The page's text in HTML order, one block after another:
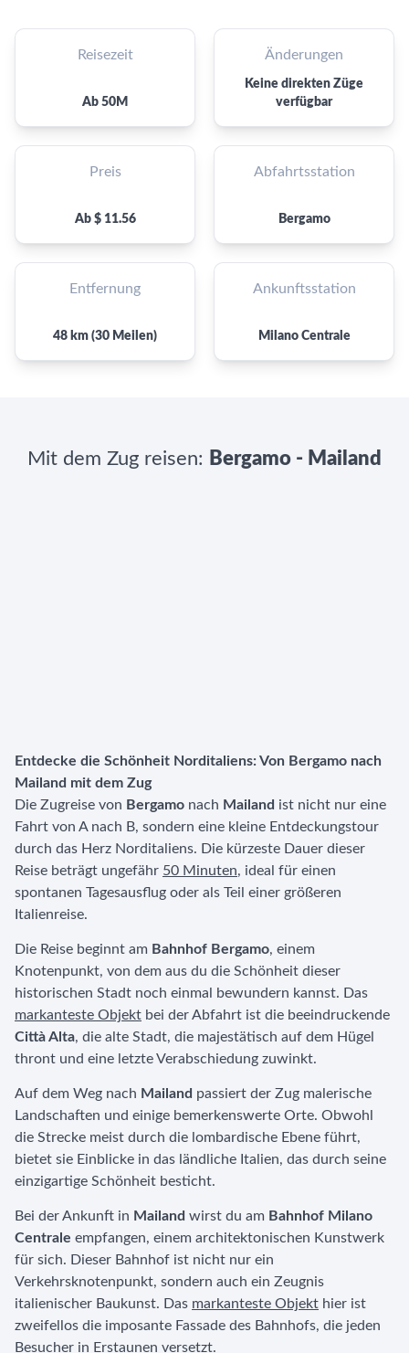
Reisezeit
Ab 50M
Preis
Ab $ 11.56
Entfernung
48 km (30 Meilen)
Änderungen
Keine direkten Züge
verfügbar
Abfahrtsstation
Bergamo
Ankunftsstation
Milano Centrale
Mit dem Zug reisen: Bergamo - Mailand
Entdecke die Schönheit Norditaliens: Von Bergamo nach
Mailand mit dem Zug
Die Zugreise von Bergamo nach Mailand ist nicht nur eine
Fahrt von A nach B, sondern eine kleine Entdeckungstour
durch das Herz Norditaliens. Die kürzeste Dauer dieser
Reise beträgt ungefähr 50 Minuten, ideal für einen
spontanen Tagesausflug oder als Teil einer größeren
Italienreise.
Die Reise beginnt am Bahnhof Bergamo, einem
Knotenpunkt, von dem aus du die Schönheit dieser
historischen Stadt noch einmal bewundern kannst. Das
markanteste Objekt bei der Abfahrt ist die beeindruckende
Città Alta, die alte Stadt, die majestätisch auf dem Hügel
thront und eine letzte Verabschiedung zuwinkt.
Auf dem Weg nach Mailand passiert der Zug malerische
Landschaften und einige bemerkenswerte Orte. Obwohl
die Strecke meist durch die lombardische Ebene führt,
bietet sie Einblicke in das ländliche Italien, das durch seine
einzigartige Schönheit besticht.
Bei der Ankunft in Mailand wirst du am Bahnhof Milano
Centrale empfangen, einem architektonischen Kunstwerk
für sich. Dieser Bahnhof ist nicht nur ein
Verkehrsknotenpunkt, sondern auch ein Zeugnis
italienischer Baukunst. Das markanteste Objekt hier ist
zweifellos die imposante Fassade des Bahnhofs, die jeden
Besucher in Erstaunen versetzt.